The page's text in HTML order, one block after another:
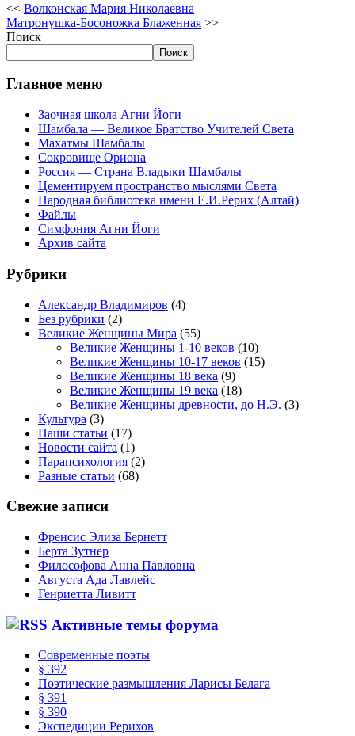
<< Волконская Мария Николаевна
Матронушка-Босоножка Блаженная >>
Поиск
Поиск
Главное меню
Заочная школа Агни Йоги
Шамбала — Великое Братство Учителей Света
Махатмы Шамбалы
Сокровище Ориона
Россия — Страна Владыки Шамбалы
Цементируем пространство мыслями Света
Народная библиотека имени Е.И.Рерих (Алтай)
Файлы
Симфония Агни Йоги
Архив сайта
Рубрики
Александр Владимиров (4)
Без рубрики (2)
Великие Женщины Мира (55)
Великие Женщины 1-10 веков (10)
Великие Женщины 10-17 веков (15)
Великие Женщины 18 века (9)
Великие Женщины 19 века (18)
Великие Женщины древности, до Н.Э. (3)
Культура (3)
Наши статьи (17)
Новости сайта (1)
Парапсихология (2)
Разные статьи (68)
Свежие записи
Френсис Элиза Бернетт
Берта Зутнер
Философова Анна Павловна
Августа Ада Лавлейс
Генриетта Ливитт
Активные темы форума
Современные поэты
§ 392
Поэтические размышления Ларисы Белага
§ 391
§ 390
Экспедиции Рерихов